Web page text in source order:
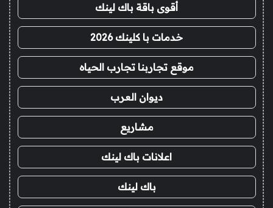
أقوى باقة باك لينك
خدمات با كلينك 2026
موقع تجاربنا تجارب الحياه
ديوان العرب
مشاريع
اعلانات باك لينك
باك لينك